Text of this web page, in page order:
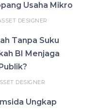
Usaha Mikro
DESIGNER
Tanpa Suku
BI Menjaga
DESIGNER
Ungkap